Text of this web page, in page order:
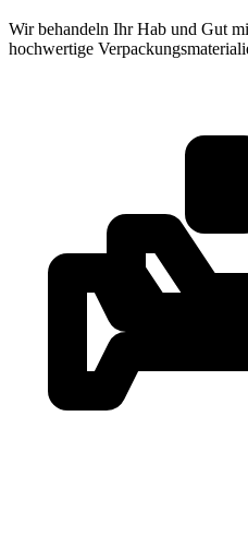
Wir behandeln Ihr Hab und Gut
hochwertige